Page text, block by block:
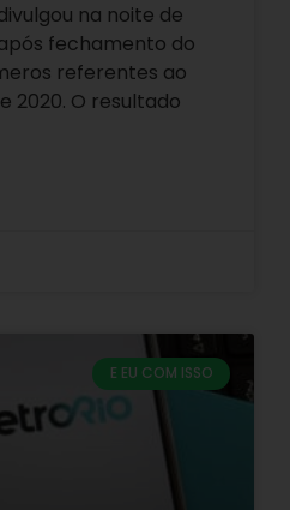
na noite de
fechamento do
referentes ao
2020. O resultado
E EU COM ISSO